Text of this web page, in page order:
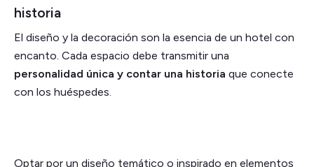
historia
El diseño y la decoración son la esencia de un hotel con
encanto. Cada espacio debe transmitir una
personalidad única y contar una historia que conecte
con los huéspedes.
Optar por un diseño temático o inspirado en elementos